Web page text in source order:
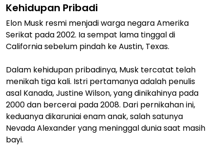
Kehidupan Pribadi
Elon Musk resmi menjadi warga negara Amerika
Serikat pada 2002. Ia sempat lama tinggal di
California sebelum pindah ke Austin, Texas.
Dalam kehidupan pribadinya, Musk tercatat telah
menikah tiga kali. Istri pertamanya adalah penulis
asal Kanada, Justine Wilson, yang dinikahinya pada
2000 dan bercerai pada 2008. Dari pernikahan ini,
keduanya dikaruniai enam anak, salah satunya
Nevada Alexander yang meninggal dunia saat masih
bayi.